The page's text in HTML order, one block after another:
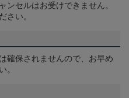
ンセルはお受けできません。
さい。
確保されませんので、お早め
。